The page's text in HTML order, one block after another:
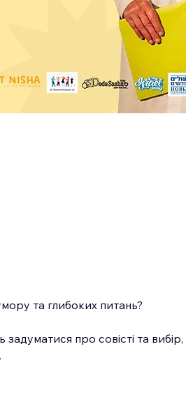
та глибоких питань?
задуматися про совісті та